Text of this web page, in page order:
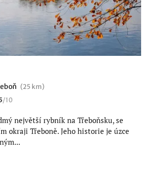
(25 km)
/10
největší rybník na Třeboňsku, se
okraji Třeboně. Jeho historie je úzce